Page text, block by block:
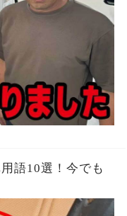
語10選！今でも